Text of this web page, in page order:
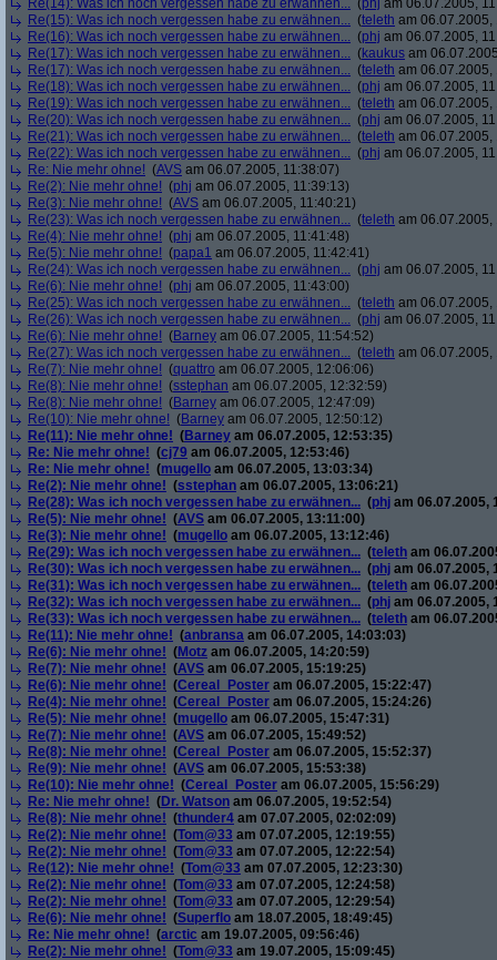
Re(14): Was ich noch vergessen habe zu erwähnen... ( phj am 06.07.2005,
Re(15): Was ich noch vergessen habe zu erwähnen... (teleth am 06.07.2005,
Re(16): Was ich noch vergessen habe zu erwähnen... (phj am 06.07.2005,
Re(17): Was ich noch vergessen habe zu erwähnen... (kaukus am
Re(17): Was ich noch vergessen habe zu erwähnen... (teleth am 06.07.2005,
Re(18): Was ich noch vergessen habe zu erwähnen... (phj am 06.07.2005,
Re(19): Was ich noch vergessen habe zu erwähnen... (teleth am 06.07.2005,
Re(20): Was ich noch vergessen habe zu erwähnen... (phj am 06.07.2005,
Re(21): Was ich noch vergessen habe zu erwähnen... (teleth am 06.07.2005,
Re(22): Was ich noch vergessen habe zu erwähnen... (phj am 06.07.2005,
Re: Nie mehr ohne! (AVS am 06.07.2005, 11:38:07)
Re(2): Nie mehr ohne! (phj am 06.07.2005, 11:39:13)
Re(3): Nie mehr ohne! (AVS am 06.07.2005, 11:40:21)
Re(23): Was ich noch vergessen habe zu erwähnen... (teleth am 06.07.2005,
Re(4): Nie mehr ohne! (phj am 06.07.2005, 11:41:48)
Re(5): Nie mehr ohne! (papa1 am 06.07.2005, 11:42:41)
Re(24): Was ich noch vergessen habe zu erwähnen... (phj am 06.07.2005,
Re(6): Nie mehr ohne! (phj am 06.07.2005, 11:43:00)
Re(25): Was ich noch vergessen habe zu erwähnen... (teleth am 06.07.2005,
Re(26): Was ich noch vergessen habe zu erwähnen... (phj am 06.07.2005,
Re(6): Nie mehr ohne! (Barney am 06.07.2005, 11:54:52)
Re(27): Was ich noch vergessen habe zu erwähnen... (teleth am 06.07.2005,
Re(7): Nie mehr ohne! (quattro am 06.07.2005, 12:06:06)
Re(8): Nie mehr ohne! (sstephan am 06.07.2005, 12:32:59)
Re(8): Nie mehr ohne! (Barney am 06.07.2005, 12:47:09)
Re(10): Nie mehr ohne! (Barney am 06.07.2005, 12:50:12)
Re(11): Nie mehr ohne! (Barney am 06.07.2005, 12:53:35)
Re: Nie mehr ohne! (cj79 am 06.07.2005, 12:53:46)
Re: Nie mehr ohne! (mugello am 06.07.2005, 13:03:34)
Re(2): Nie mehr ohne! (sstephan am 06.07.2005, 13:06:21)
Re(28): Was ich noch vergessen habe zu erwähnen... (phj am 06.07.2005,
Re(5): Nie mehr ohne! (AVS am 06.07.2005, 13:11:00)
Re(3): Nie mehr ohne! (mugello am 06.07.2005, 13:12:46)
Re(29): Was ich noch vergessen habe zu erwähnen... (teleth am
Re(30): Was ich noch vergessen habe zu erwähnen... (phj am 06.07.2005,
Re(31): Was ich noch vergessen habe zu erwähnen... (teleth am
Re(32): Was ich noch vergessen habe zu erwähnen... (phj am 06.07.2005,
Re(33): Was ich noch vergessen habe zu erwähnen... (teleth am
Re(11): Nie mehr ohne! (anbransa am 06.07.2005, 14:03:03)
Re(6): Nie mehr ohne! (Motz am 06.07.2005, 14:20:59)
Re(7): Nie mehr ohne! (AVS am 06.07.2005, 15:19:25)
Re(6): Nie mehr ohne! (Cereal_Poster am 06.07.2005, 15:22:47)
Re(4): Nie mehr ohne! (Cereal_Poster am 06.07.2005, 15:24:26)
Re(5): Nie mehr ohne! (mugello am 06.07.2005, 15:47:31)
Re(7): Nie mehr ohne! (AVS am 06.07.2005, 15:49:52)
Re(8): Nie mehr ohne! (Cereal_Poster am 06.07.2005, 15:52:37)
Re(9): Nie mehr ohne! (AVS am 06.07.2005, 15:53:38)
Re(10): Nie mehr ohne! (Cereal_Poster am 06.07.2005, 15:56:29)
Re: Nie mehr ohne! (Dr. Watson am 06.07.2005, 19:52:54)
Re(8): Nie mehr ohne! (thunder4 am 07.07.2005, 02:02:09)
Re(2): Nie mehr ohne! (Tom@33 am 07.07.2005, 12:19:55)
Re(2): Nie mehr ohne! (Tom@33 am 07.07.2005, 12:22:54)
Re(12): Nie mehr ohne! (Tom@33 am 07.07.2005, 12:23:30)
Re(2): Nie mehr ohne! (Tom@33 am 07.07.2005, 12:24:58)
Re(2): Nie mehr ohne! (Tom@33 am 07.07.2005, 12:29:54)
Re(6): Nie mehr ohne! (Superflo am 18.07.2005, 18:49:45)
Re: Nie mehr ohne! (arctic am 19.07.2005, 09:56:46)
Re(2): Nie mehr ohne! (Tom@33 am 19.07.2005, 15:09:45)